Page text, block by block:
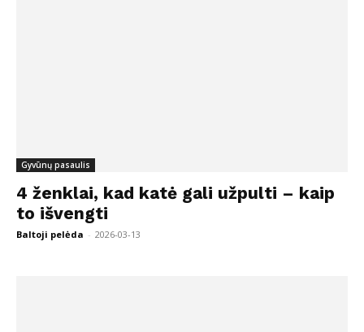
Gyvūnų pasaulis
4 ženklai, kad katė gali užpulti – kaip
to išvengti
Baltoji pelėda - 2026-03-13